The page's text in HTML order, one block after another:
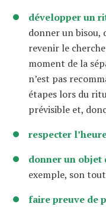
développer un
donner un bisou,
revenir le
moment de la
n’est pas
étapes lors du
prévisible et,
respecter
donner un objet
exemple, son
faire preuve de